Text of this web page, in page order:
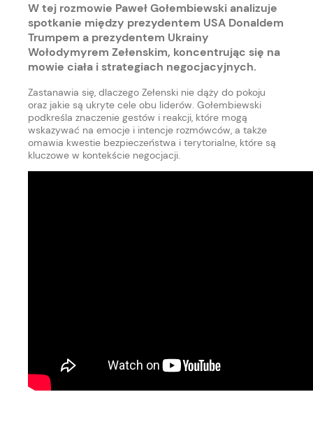
W tej rozmowie Paweł Gołembiewski analizuje
spotkanie między prezydentem USA Donaldem
Trumpem a prezydentem Ukrainy
Wołodymyrem Zełenskim, koncentrując się na
mowie ciała i strategiach negocjacyjnych.
Zastanawia się, dlaczego Zełenski nie dąży do pokoju
oraz jakie są ukryte cele obu liderów. Gołembiewski
podkreśla znaczenie gestów i reakcji, które mogą
wskazywać na emocje i intencje rozmówców, a także
omawia kwestie bezpieczeństwa i terytorialne, które są
kluczowe w kontekście negocjacji.